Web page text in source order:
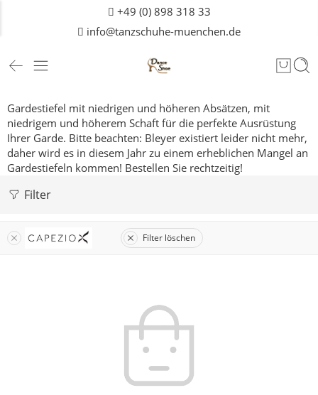
+49 (0) 898 318 33
info@tanzschuhe-muenchen.de
Gardestiefel mit niedrigen und höheren Absätzen, mit
niedrigem und höherem Schaft für die perfekte Ausrüstung
Ihrer Garde. Bitte beachten: Bleyer existiert leider nicht mehr,
daher wird es in diesem Jahr zu einem erheblichen Mangel an
Gardestiefeln kommen! Bestellen Sie rechtzeitig!
Filter
Filter löschen